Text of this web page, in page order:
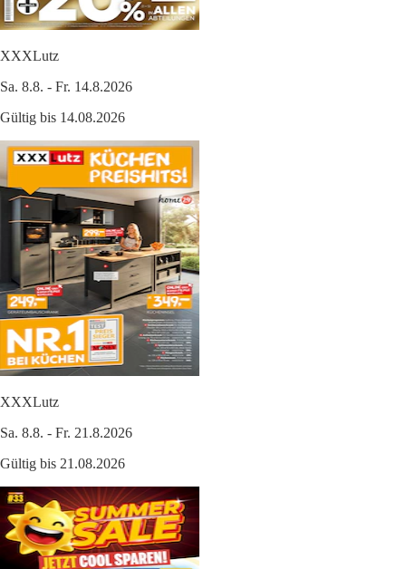
XXXLutz
Sa. 8.8. - Fr. 14.8.2026
Gültig bis 14.08.2026
XXXLutz
Sa. 8.8. - Fr. 21.8.2026
Gültig bis 21.08.2026